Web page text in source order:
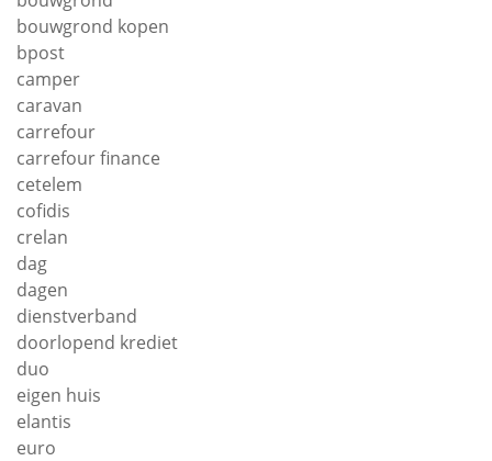
bouwgrond kopen
bpost
camper
caravan
carrefour
carrefour finance
cetelem
cofidis
crelan
dag
dagen
dienstverband
doorlopend krediet
duo
eigen huis
elantis
euro